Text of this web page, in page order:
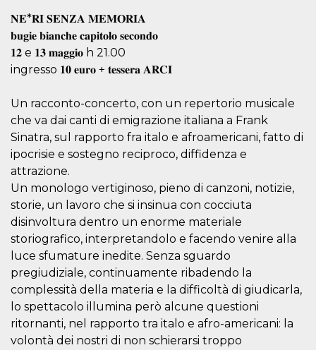
𝐍𝐄*𝐑𝐈 𝐒𝐄𝐍𝐙𝐀 𝐌𝐄𝐌𝐎𝐑𝐈𝐀
𝐛𝐮𝐠𝐢𝐞 𝐛𝐢𝐚𝐧𝐜𝐡𝐞 𝐜𝐚𝐩𝐢𝐭𝐨𝐥𝐨 𝐬𝐞𝐜𝐨𝐧𝐝𝐨
𝟏𝟐 e 𝟏𝟑 𝐦𝐚𝐠𝐠𝐢𝐨 h 21.00
ingresso 𝟏𝟎 𝐞𝐮𝐫𝐨 + 𝐭𝐞𝐬𝐬𝐞𝐫𝐚 𝐀𝐑𝐂𝐈
Un racconto-concerto, con un repertorio musicale
che va dai canti di emigrazione italiana a Frank
Sinatra, sul rapporto fra italo e afroamericani, fatto di
ipocrisie e sostegno reciproco, diffidenza e
attrazione.
Un monologo vertiginoso, pieno di canzoni, notizie,
storie, un lavoro che si insinua con cocciuta
disinvoltura dentro un enorme materiale
storiografico, interpretandolo e facendo venire alla
luce sfumature inedite. Senza sguardo
pregiudiziale, continuamente ribadendo la
complessità della materia e la difficoltà di giudicarla,
lo spettacolo illumina però alcune questioni
ritornanti, nel rapporto tra italo e afro-americani: la
volontà dei nostri di non schierarsi troppo
Nome
Dominio
cf_clearance
Cloudflare,
used to no
longer issue a
captcha or
jschallenge
challenge if
present. It is
required to
wordpress_test_cookie
Automattic
Inc.
.oooh.events
Wordpress,
cookie.
PHPSESSID
PHP.net
oooh.events
Sessione
generato da
applicazioni
basate sul
linguaggio PHP.
Si tratta di un
identificatore
generico